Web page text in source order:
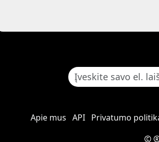
Apie mus API Privatumo